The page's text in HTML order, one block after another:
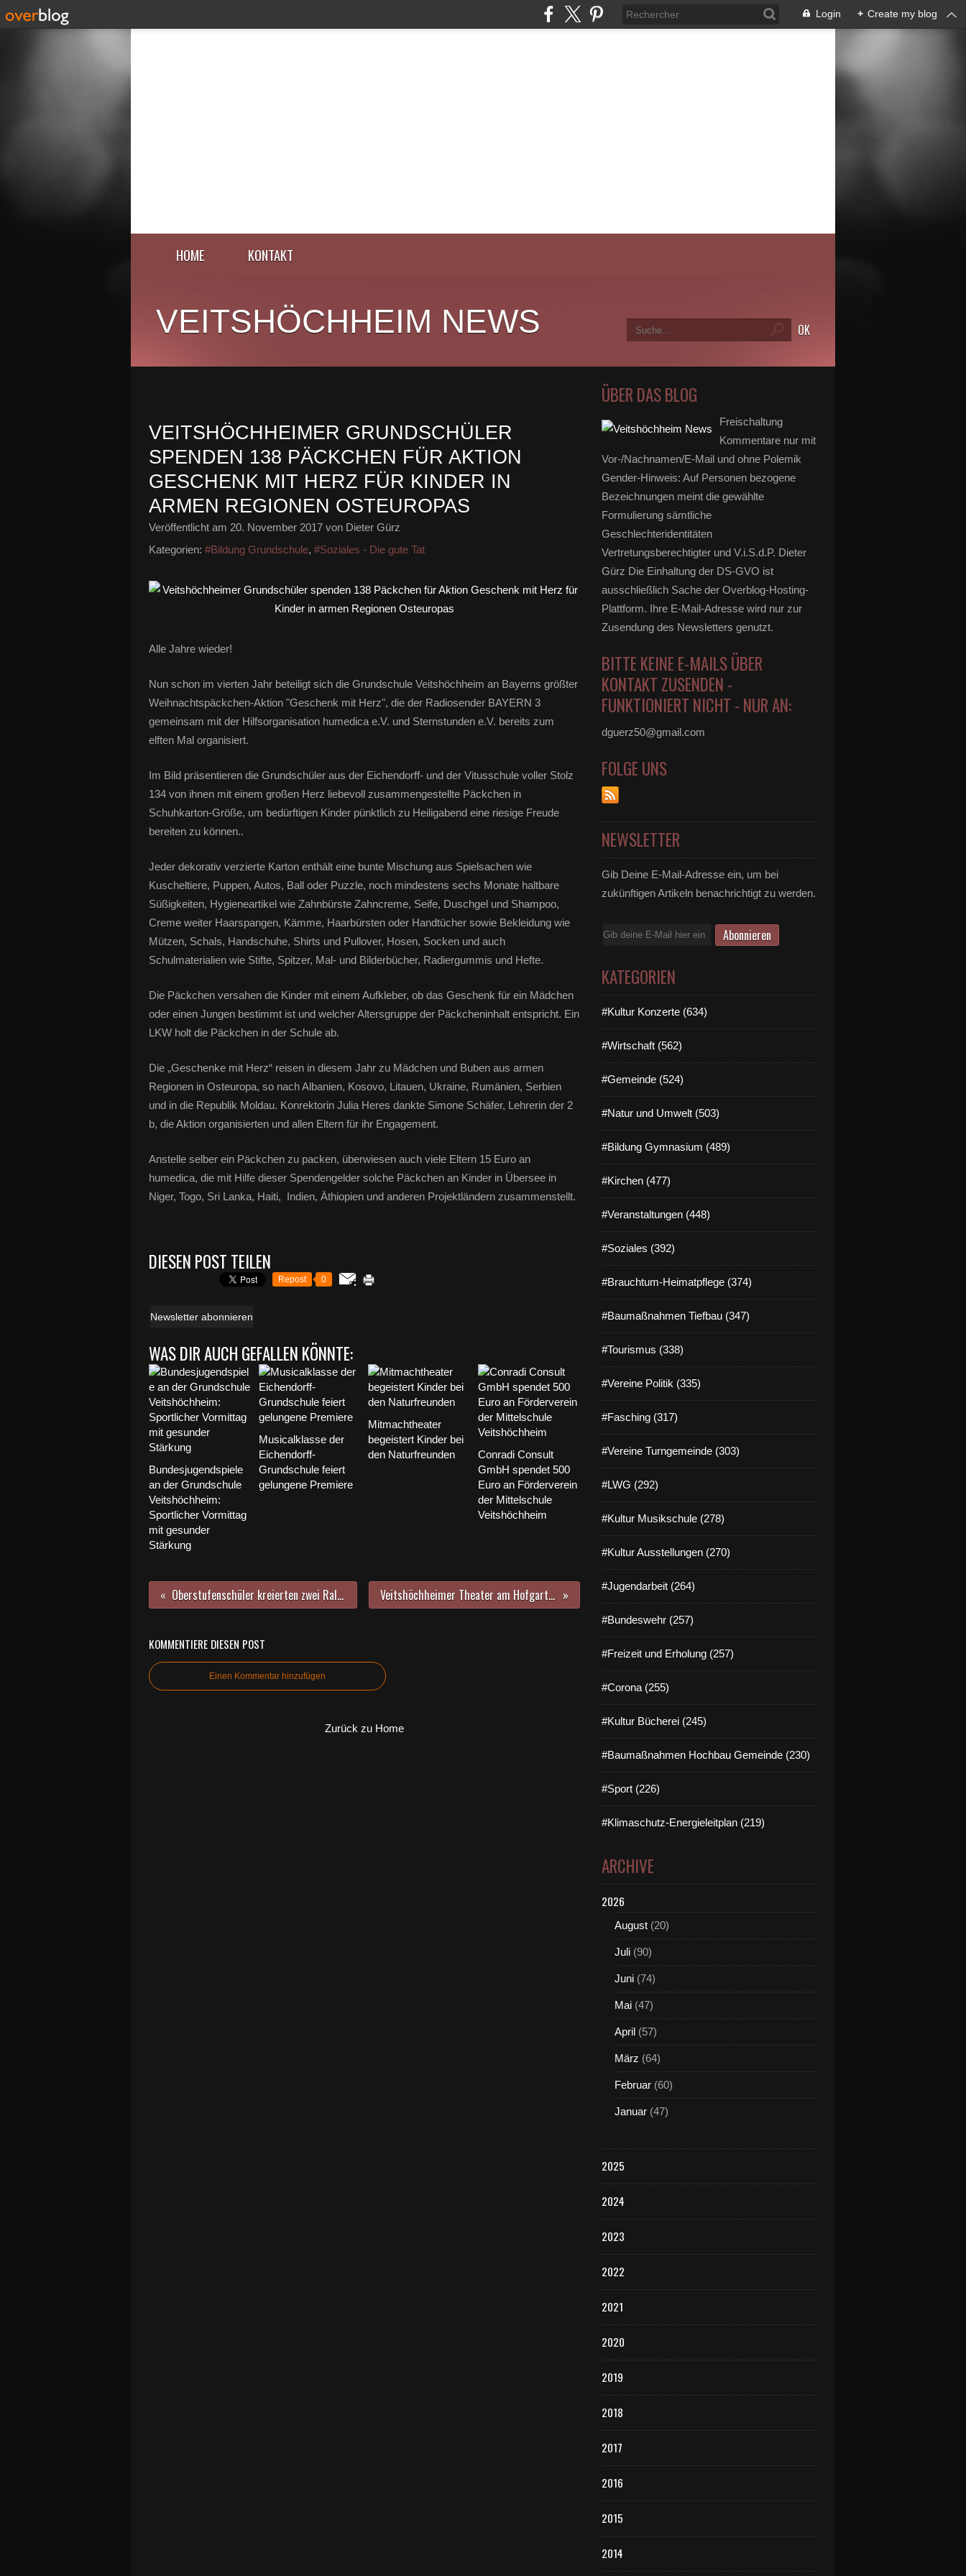
Login + Create my blog
HOME KONTAKT
VEITSHÖCHHEIM NEWS
VEITSHÖCHHEIMER GRUNDSCHÜLER
SPENDEN 138 PÄCKCHEN FÜR AKTION
GESCHENK MIT HERZ FÜR KINDER IN
ARMEN REGIONEN OSTEUROPAS
Veröffentlicht am 20. November 2017 von Dieter Gürz
Kategorien: #Bildung Grundschule, #Soziales - Die gute Tat
Alle Jahre wieder!
Nun schon im vierten Jahr beteiligt sich die Grundschule Veitshöchheim an Bayerns größter
Weihnachtspäckchen-Aktion "Geschenk mit Herz", die der Radiosender BAYERN 3
gemeinsam mit der Hilfsorganisation humedica e.V. und Sternstunden e.V. bereits zum
elften Mal organisiert.
Im Bild präsentieren die Grundschüler aus der Eichendorff- und der Vitusschule voller Stolz
134 von ihnen mit einem großen Herz liebevoll zusammengestellte Päckchen in
Schuhkarton-Größe, um bedürftigen Kinder pünktlich zu Heiligabend eine riesige Freude
bereiten zu können..
Jeder dekorativ verzierte Karton enthält eine bunte Mischung aus Spielsachen wie
Kuscheltiere, Puppen, Autos, Ball oder Puzzle, noch mindestens sechs Monate haltbare
Süßigkeiten, Hygieneartikel wie Zahnbürste Zahncreme, Seife, Duschgel und Shampoo,
Creme weiter Haarspangen, Kämme, Haarbürsten oder Handtücher sowie Bekleidung wie
Mützen, Schals, Handschuhe, Shirts und Pullover, Hosen, Socken und auch
Schulmaterialien wie Stifte, Spitzer, Mal- und Bilderbücher, Radiergummis und Hefte.
Die Päckchen versahen die Kinder mit einem Aufkleber, ob das Geschenk für ein Mädchen
oder einen Jungen bestimmt ist und welcher Altersgruppe der Päckcheninhalt entspricht. Ein
LKW holt die Päckchen in der Schule ab.
Die „Geschenke mit Herz“ reisen in diesem Jahr zu Mädchen und Buben aus armen
Regionen in Osteuropa, so nach Albanien, Kosovo, Litauen, Ukraine, Rumänien, Serbien
und in die Republik Moldau. Konrektorin Julia Heres dankte Simone Schäfer, Lehrerin der 2
b, die Aktion organisierten und allen Eltern für ihr Engagement.
Anstelle selber ein Päckchen zu packen, überwiesen auch viele Eltern 15 Euro an
humedica, die mit Hilfe dieser Spendengelder solche Päckchen an Kinder in Übersee in
Niger, Togo, Sri Lanka, Haiti, Indien, Äthiopien und anderen Projektländern zusammenstellt.
DIESEN POST TEILEN
Repost 0
Newsletter abonnieren
WAS DIR AUCH GEFALLEN KÖNNTE:
Bundesjugendspiele
an der Grundschule
Veitshöchheim:
Sportlicher Vormittag
mit gesunder
Stärkung
Musicalklasse der
Eichendorff-
Grundschule feiert
gelungene Premiere
Mitmachtheater
begeistert Kinder bei
den Naturfreunden
Conradi Consult
GmbH spendet 500
Euro an Förderverein
der Mittelschule
Veitshöchheim
Oberstufenschüler kreierten zwei Rallyes durch die Sagenwelt der Antike des Veitshöchheimer Hofgartens Veitshöchheimer Theater am Hofgarten mit neuer Inszenierung: Turbulenzen um Disco-Stars der 80er Jahre
KOMMENTIERE DIESEN POST
Einen Kommentar hinzufügen
Zurück zu Home
ÜBER DAS BLOG
Freischaltung
Kommentare nur mit
Vor-/Nachnamen/E-Mail und ohne Polemik
Gender-Hinweis: Auf Personen bezogene
Bezeichnungen meint die gewählte
Formulierung sämtliche
Geschlechteridentitäten
Vertretungsberechtigter und V.i.S.d.P. Dieter
Gürz Die Einhaltung der DS-GVO ist
ausschließlich Sache der Overblog-Hosting-
Plattform. Ihre E-Mail-Adresse wird nur zur
Zusendung des Newsletters genutzt.
BITTE KEINE E-MAILS ÜBER
KONTAKT ZUSENDEN -
FUNKTIONIERT NICHT - NUR AN:
dguerz50@gmail.com
FOLGE UNS
NEWSLETTER
Gib Deine E-Mail-Adresse ein, um bei
zukünftigen Artikeln benachrichtigt zu werden.
E-
KATEGORIEN
#Kultur Konzerte (634)
#Wirtschaft (562)
#Gemeinde (524)
#Natur und Umwelt (503)
#Bildung Gymnasium (489)
#Kirchen (477)
#Veranstaltungen (448)
#Soziales (392)
#Brauchtum-Heimatpflege (374)
#Baumaßnahmen Tiefbau (347)
#Tourismus (338)
#Vereine Politik (335)
#Fasching (317)
#Vereine Turngemeinde (303)
#LWG (292)
#Kultur Musikschule (278)
#Kultur Ausstellungen (270)
#Jugendarbeit (264)
#Bundeswehr (257)
#Freizeit und Erholung (257)
#Corona (255)
#Kultur Bücherei (245)
#Baumaßnahmen Hochbau Gemeinde (230)
#Sport (226)
#Klimaschutz-Energieleitplan (219)
ARCHIVE
2026
August (20)
Juli (90)
Juni (74)
Mai (47)
April (57)
März (64)
Februar (60)
Januar (47)
2025
2024
2023
2022
2021
2020
2019
2018
2017
2016
2015
2014